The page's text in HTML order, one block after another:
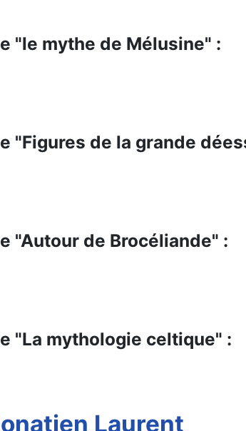
"le mythe de Mélusine" :
"Figures de la grande
"Autour de Brocéliande" :
"La mythologie celtique" :
Laurent